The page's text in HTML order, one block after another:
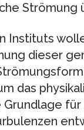
Strömung
Instituts
dieser
das
Grundlage